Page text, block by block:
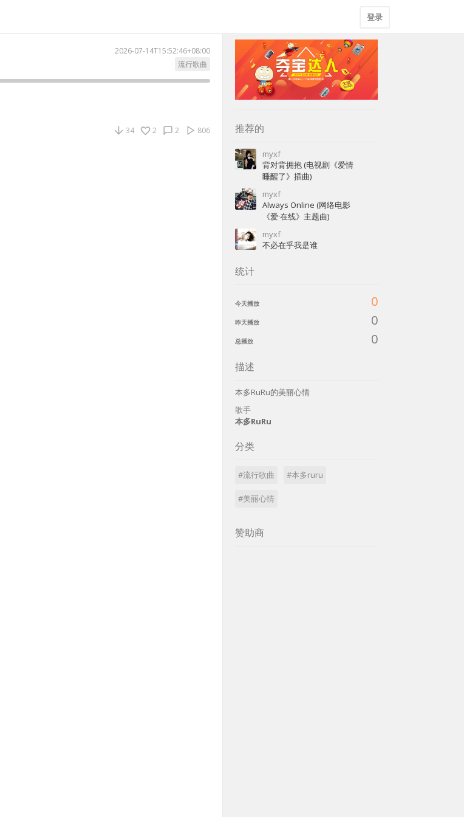
登录
2026-07-14T15:52:46+08:00
流行歌曲
806
2
2
34 推荐的
myxf
背对背拥抱 (电视剧《爱情
睡醒了》插曲)
myxf
Always Online (网络电影
《爱·在线》主题曲)
myxf
不必在乎我是谁
统计
今天播放 0
昨天播放 0
总播放 0
描述
本多RuRu的美丽心情
歌手
本多RuRu
分类
#流行歌曲 #本多ruru
#美丽心情
赞助商